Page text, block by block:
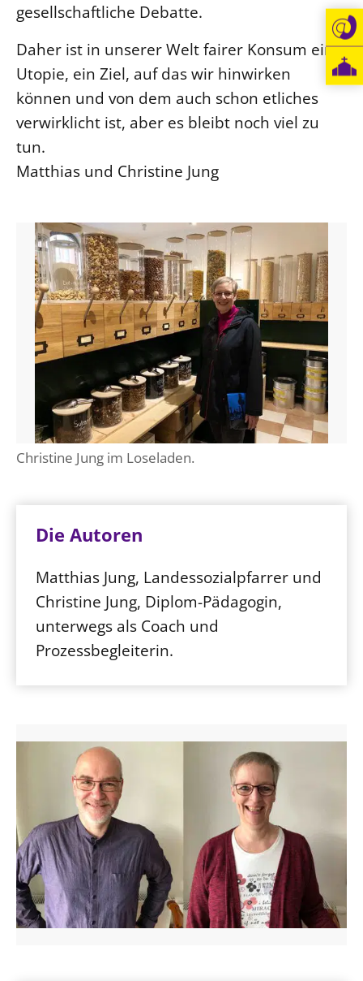
gesellschaftliche Debatte.
Daher ist in unserer Welt fairer Konsum eine
Utopie, ein Ziel, auf das wir hinwirken
können und von dem auch schon etliches
verwirklicht ist, aber es bleibt noch viel zu
tun.
Matthias und Christine Jung
Christine Jung im Loseladen.
Die Autoren
Matthias Jung, Landessozialpfarrer und
Christine Jung, Diplom-Pädagogin,
unterwegs als Coach und
Prozessbegleiterin.